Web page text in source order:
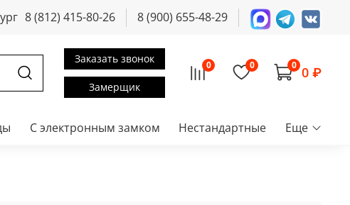
8 (812) 415-80-26 8 (900) 655-48-29
Заказать звонок
Замерщик
0 0 0 0 ₽
С электронным замком Нестандартные Еще